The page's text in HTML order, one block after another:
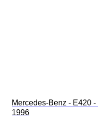
Mercedes-Benz - E420 -
1996